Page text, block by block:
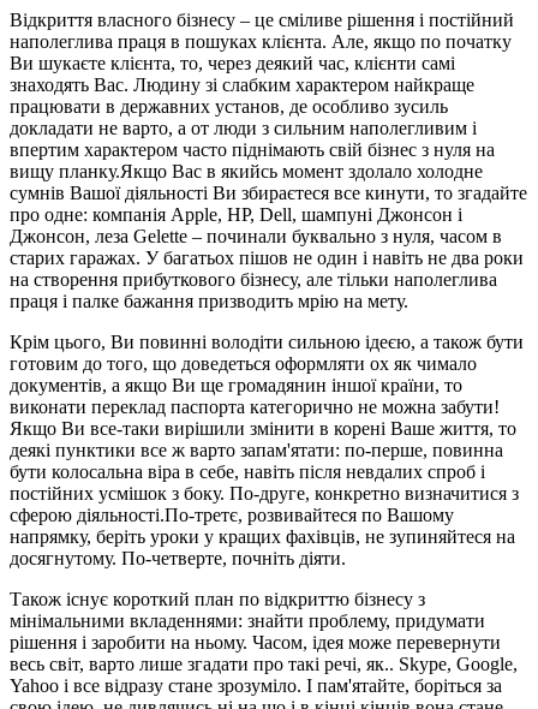
Відкриття власного бізнесу – це сміливе рішення і постійний
наполеглива праця в пошуках клієнта. Але, якщо по початку
Ви шукаєте клієнта, то, через деякий час, клієнти самі
знаходять Вас. Людину зі слабким характером найкраще
працювати в державних установ, де особливо зусиль
докладати не варто, а от люди з сильним наполегливим і
впертим характером часто піднімають свій бізнес з нуля на
вищу планку.Якщо Вас в якийсь момент здолало холодне
сумнів Вашої діяльності Ви збираєтеся все кинути, то згадайте
про одне: компанія Apple, HP, Dell, шампуні Джонсон і
Джонсон, леза Gelette – починали буквально з нуля, часом в
старих гаражах. У багатьох пішов не один і навіть не два роки
на створення прибуткового бізнесу, але тільки наполеглива
праця і палке бажання призводить мрію на мету.
Крім цього, Ви повинні володіти сильною ідеєю, а також бути
готовим до того, що доведеться оформляти ох як чимало
документів, а якщо Ви ще громадянин іншої країни, то
виконати переклад паспорта категорично не можна забути!
Якщо Ви все-таки вирішили змінити в корені Ваше життя, то
деякі пунктики все ж варто запам'ятати: по-перше, повинна
бути колосальна віра в себе, навіть після невдалих спроб і
постійних усмішок з боку. По-друге, конкретно визначитися з
сферою діяльності.По-третє, розвивайтеся по Вашому
напрямку, беріть уроки у кращих фахівців, не зупиняйтеся на
досягнутому. По-четверте, почніть діяти.
Також існує короткий план по відкриттю бізнесу з
мінімальними вкладеннями: знайти проблему, придумати
рішення і заробити на ньому. Часом, ідея може перевернути
весь світ, варто лише згадати про такі речі, як.. Skype, Google,
Yahoo і все відразу стане зрозуміло. І пам'ятайте, боріться за